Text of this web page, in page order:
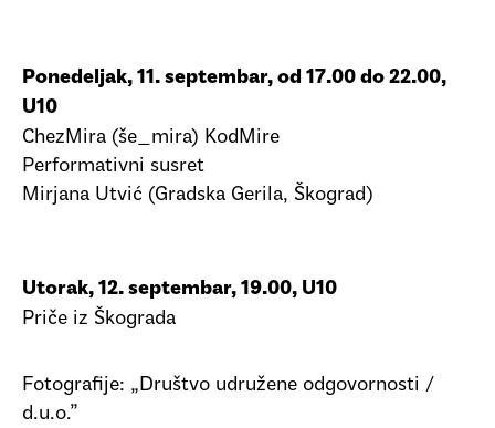
Ponedeljak, 11. septembar, od 17.00 do 22.00,
U10
ChezMira (še_mira) KodMire
Performativni susret
Mirjana Utvić (Gradska Gerila, Škograd)
Utorak, 12. septembar, 19.00, U10
Priče iz Škograda
Fotografije: „Društvo udružene odgovornosti /
d.u.o.”